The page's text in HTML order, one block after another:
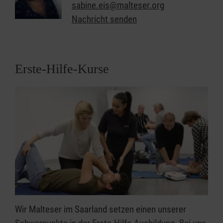
Hier geht's zu den beiden Standorten mit Angeboten
rund um Demenz:
Saarbrücken
zu "Unterstützung und Hilfe bei Demenz"!
sabine.eis@malteser.org
Nachricht senden
Erste-Hilfe-Kurse
Wir Malteser im Saarland setzen einen unserer